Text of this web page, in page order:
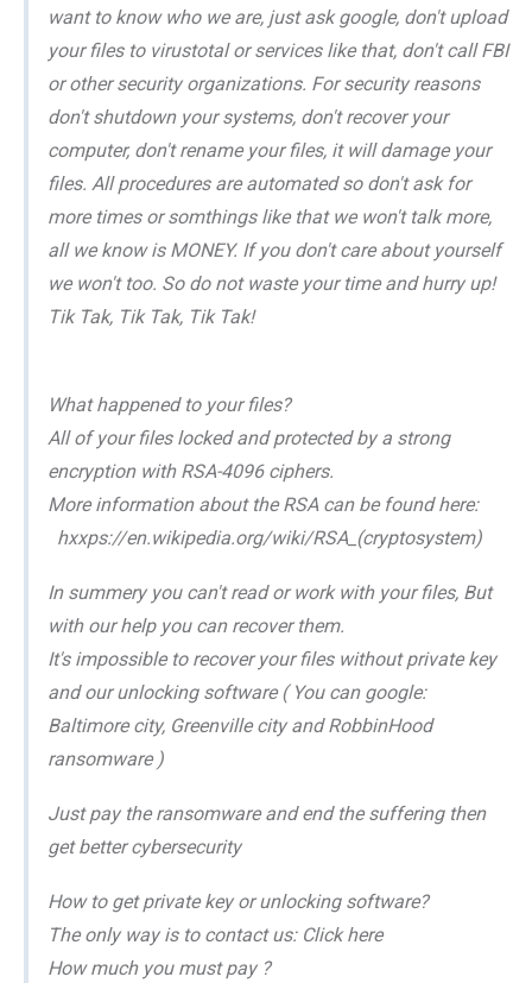
want to know who we are, just ask google, don't upload
your files to virustotal or services like that, don't call FBI
or other security organizations. For security reasons
don't shutdown your systems, don't recover your
computer, don't rename your files, it will damage your
files. All procedures are automated so don't ask for
more times or somthings like that we won't talk more,
all we know is MONEY. If you don't care about yourself
we won't too. So do not waste your time and hurry up!
Tik Tak, Tik Tak, Tik Tak!
What happened to your files?
All of your files locked and protected by a strong
encryption with RSA-4096 ciphers.
More information about the RSA can be found here:
hxxps://en.wikipedia.org/wiki/RSA_(cryptosystem)
In summery you can't read or work with your files, But
with our help you can recover them.
It's impossible to recover your files without private key
and our unlocking software ( You can google:
Baltimore city, Greenville city and RobbinHood
ransomware )
Just pay the ransomware and end the suffering then
get better cybersecurity
How to get private key or unlocking software?
The only way is to contact us: Click here
How much you must pay ?